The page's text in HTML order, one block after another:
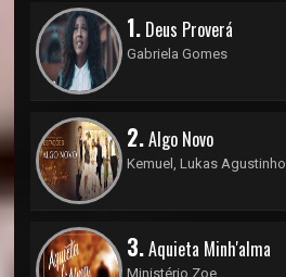
1. Deus Proverá
Gabriela Gomes
2.Algo Novo
Kemuel, Lukas Agustinho
3.Aquieta Minh'alma
Ministério Zoe